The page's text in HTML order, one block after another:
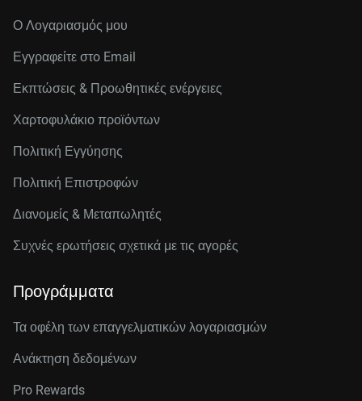
Ο Λογαριασμός μου
Εγγραφείτε στo Email
Εκπτώσεις & Προωθητικές ενέργειες
Χαρτοφυλάκιο προϊόντων
Πολιτική Εγγύησης
Πολιτική Επιστροφών
Διανομείς & Μεταπωλητές
Συχνές ερωτήσεις σχετικά με τις αγορές
Προγράμματα
Τα οφέλη των επαγγελματικών λογαριασμών
Ανάκτηση δεδομένων
Pro Rewards